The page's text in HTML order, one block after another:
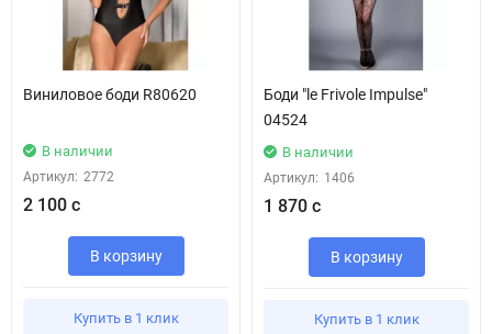
Виниловое боди R80620
В наличии
Артикул: 2772
2 100 с
В корзину
Купить в 1 клик
Боди "le Frivole Impulse"
04524
В наличии
Артикул: 1406
1 870 с
В корзину
Купить в 1 клик